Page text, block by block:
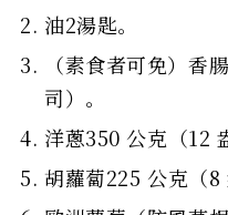
油2湯匙。
（素食者可免）香
司）。
洋蔥350 公克（12
胡蘿蔔225 公克（8